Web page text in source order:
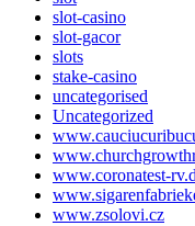
slot-casino
slot-gacor
slots
stake-casino
uncategorised
Uncategorized
www.coronatest-
www.zsolovi.cz